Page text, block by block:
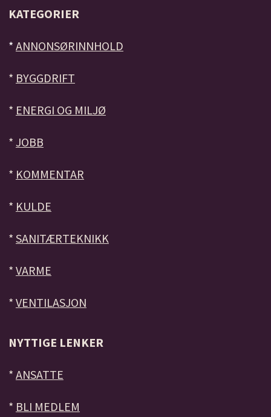
KATEGORIER
* ANNONSØRINNHOLD
* BYGGDRIFT
* ENERGI OG MILJØ
* JOBB
* KOMMENTAR
* KULDE
* SANITÆRTEKNIKK
* VARME
* VENTILASJON
NYTTIGE LENKER
* ANSATTE
* BLI MEDLEM